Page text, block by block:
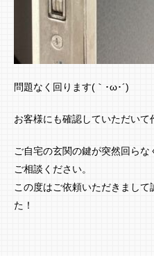
問題なく回ります(｀･ω･´)ゞ
お客様にも確認していただいて
ご自宅の玄関の鍵が突然回ら
ご相談ください。
この度はご依頼いただきまし
た！